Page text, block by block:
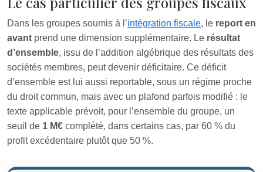
Dans les groupes soumis à l’intégration fiscale, le report en
avant prend une dimension supplémentaire. Le résultat
d’ensemble, issu de l’addition algébrique des résultats des
sociétés membres, peut devenir déficitaire. Ce déficit
d’ensemble est lui aussi reportable, sous un régime proche
du droit commun, mais avec un plafond parfois modifié : le
texte applicable prévoit, pour l’ensemble du groupe, un
seuil de 1 M€ complété, dans certains cas, par 60 % du
profit excédentaire plutôt que 50 %.